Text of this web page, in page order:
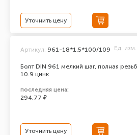
Уточнить цену
Болт DIN 961 мелкий шаг, полная
10.9 цинк
Артикул: 961-18*1,5*100/109 Ед. изм.
последняя цена:
294.77 ₽
Уточнить цену